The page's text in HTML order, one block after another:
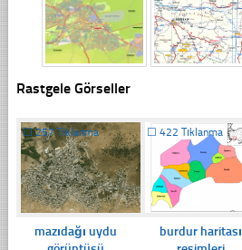
Rastgele Görseller
☐257 Tıklanma
mazıdağı uydu
☐422 Tıklanma
burdur haritası